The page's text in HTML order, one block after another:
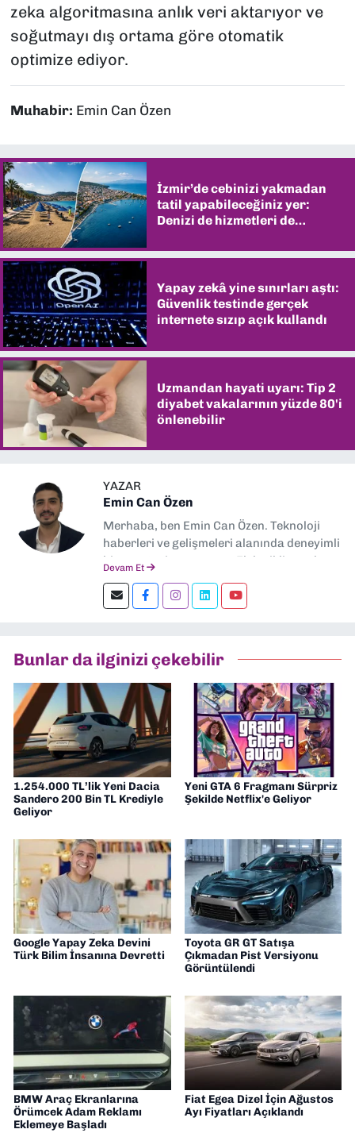
zeka algoritmasına anlık veri aktarıyor ve
soğutmayı dış ortama göre otomatik
optimize ediyor.
Muhabir: Emin Can Özen
İzmir’de cebinizi yakmadan
tatil yapabileceğiniz yer:
Denizi de hizmetleri de
Yapay zekâ yine sınırları aştı:
Güvenlik testinde gerçek
internete sızıp açık kullandı
Uzmandan hayati uyarı: Tip 2
diyabet vakalarının yüzde 80'i
önlenebilir
YAZAR
Emin Can Özen
Merhaba, ben Emin Can Özen. Teknoloji
haberleri ve gelişmeleri alanında deneyimli
bir gazeteci ve yazarım. Elektrikli araçlar,
en çok ilgi duyduğum konular.
Dokuzeylul.com’da yazar olarak görev
İzmir’den teknoloji dünyasına dair
yorumlarımı paylaşıyorum. Takipte kalın!
🚀
Devam Et
Bunlar da ilginizi çekebilir
1.254.000 TL’lik Yeni Dacia
Sandero 200 Bin TL Krediyle
Geliyor
Yeni GTA 6 Fragmanı Sürpriz
Şekilde Netflix'e Geliyor
Google Yapay Zeka Devini
Türk Bilim İnsanına Devretti
Toyota GR GT Satışa
Çıkmadan Pist Versiyonu
Görüntülendi
BMW Araç Ekranlarına
Örümcek Adam Reklamı
Eklemeye Başladı
Fiat Egea Dizel İçin Ağustos
Ayı Fiyatları Açıklandı